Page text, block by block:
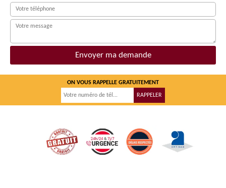
ON VOUS RAPPELLE GRATUITEMENT